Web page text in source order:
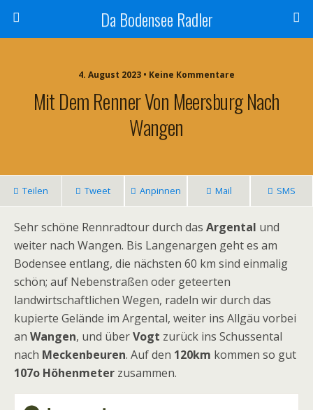
Da Bodensee Radler
4. August 2023 • Keine Kommentare
Mit Dem Renner Von Meersburg Nach
Wangen
Teilen Tweet Anpinnen Mail SMS
Sehr schöne Rennradtour durch das Argental und
weiter nach Wangen. Bis Langenargen geht es am
Bodensee entlang, die nächsten 60 km sind einmalig
schön; auf Nebenstraßen oder geteerten
landwirtschaftlichen Wegen, radeln wir durch das
kupierte Gelände im Argental, weiter ins Allgäu vorbei
an Wangen, und überVogt zurück ins Schussental
nach Meckenbeuren. Auf den 120km kommen so gut
107o Höhenmeter zusammen.